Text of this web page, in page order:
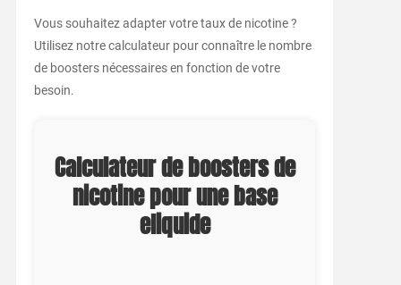
Vous souhaitez adapter votre taux de nicotine ?
Utilisez notre calculateur pour connaître le nombre
de boosters nécessaires en fonction de votre
besoin.
Calculateur de boosters de
nicotine pour une base
eliquide